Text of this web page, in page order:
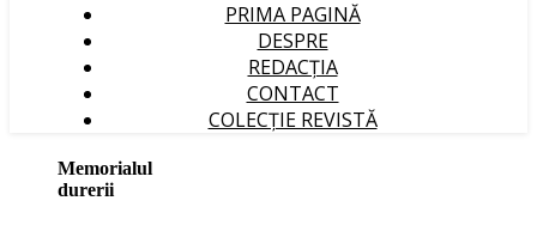
PRIMA PAGINĂ
DESPRE
REDACȚIA
CONTACT
COLECȚIE REVISTĂ
Memorialul
durerii